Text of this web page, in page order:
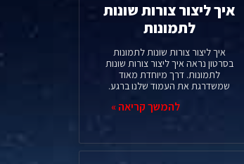
איך ליצור צורות שונות
לתמונות
איך ליצור צורות שונות לתמונות
בסרטון נראה איך ליצור צורות שונות
לתמונות. דרך מיוחדת מאוד
שמשדרגת את העמוד שלנו ברגע.
להמשך קריאה »